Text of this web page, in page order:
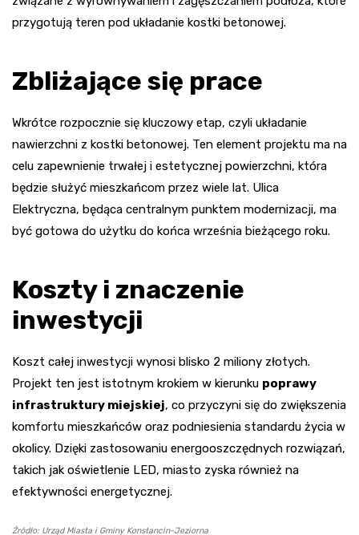
przygotują teren pod układanie kostki betonowej.
Zbliżające się prace
Wkrótce rozpocznie się kluczowy etap, czyli układanie
nawierzchni z kostki betonowej. Ten element projektu ma na
celu zapewnienie trwałej i estetycznej powierzchni, która
będzie służyć mieszkańcom przez wiele lat. Ulica
Elektryczna, będąca centralnym punktem modernizacji, ma
być gotowa do użytku do końca września bieżącego roku.
Koszty i znaczenie
inwestycji
Koszt całej inwestycji wynosi blisko 2 miliony złotych.
Projekt ten jest istotnym krokiem w kierunku poprawy
infrastruktury miejskiej, co przyczyni się do zwiększenia
komfortu mieszkańców oraz podniesienia standardu życia w
okolicy. Dzięki zastosowaniu energooszczędnych rozwiązań,
takich jak oświetlenie LED, miasto zyska również na
efektywności energetycznej.
Źródło: Urząd Miasta i Gminy Konstancin-Jeziorna